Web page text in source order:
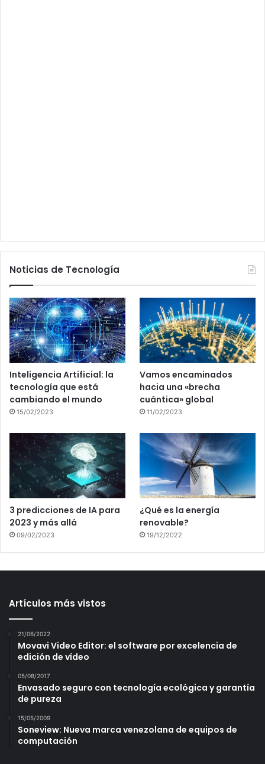
Noticias de Tecnología
Inteligencia Artificial: la
tecnología que está
cambiando el mundo
15/02/2023
Vamos encaminados
hacia una «brecha
cuántica» global
11/02/2023
3 predicciones de IA para
2023 y más allá
09/02/2023
¿Qué es la energía
renovable?
19/12/2022
Artículos más vistos
21/06/2022
Movavi Video Editor: el software por excelencia de
edición de vídeo
05/08/2017
Envasado seguro con tecnología ecológica y garantía
de pureza
15/05/2009
Soneview: Nueva marca venezolana de equipos de
computación